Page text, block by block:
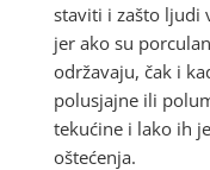
staviti i zašto ljudi
jer ako su
održavaju, čak i
polusjajne ili
tekućine i lako ih
oštećenja.